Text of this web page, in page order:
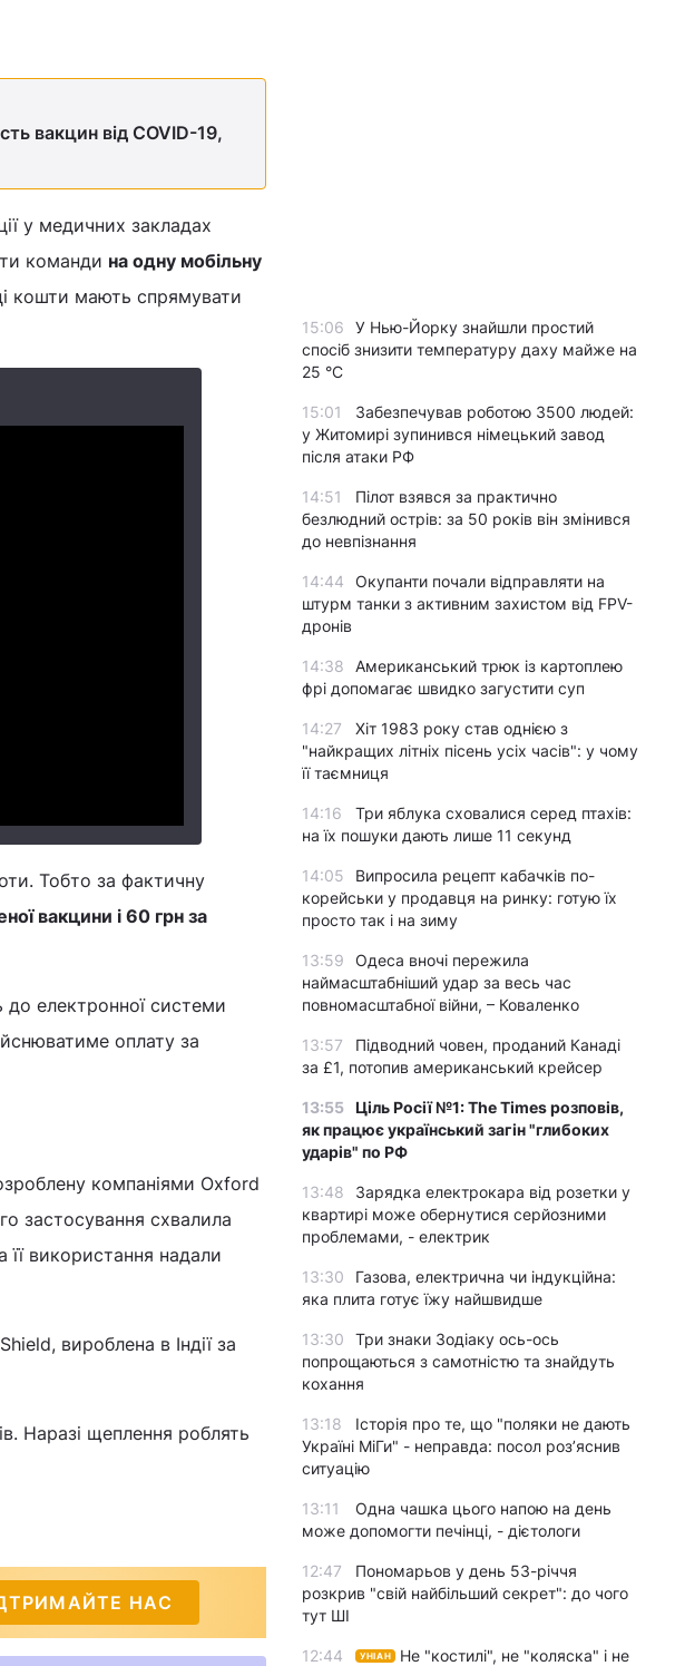
вакцин від COVID-19,
у медичних закладах
команди на одну мобільну
кошти мають спрямувати
Тобто за фактичну
вакцини і 60 грн за
до електронної системи
оплату за
компаніями Oxford
застосування схвалила
її використання надали
вироблена в Індії за
Наразі щеплення роблять
НАС
15:06
У Нью-Йорку знайшли простий
спосіб знизити температуру даху майже на
25 °C
15:01
Забезпечував роботою 3500 людей:
у Житомирі зупинився німецький завод
після атаки РФ
14:51
Пілот взявся за практично
безлюдний острів: за 50 років він змінився
до невпізнання
14:44
Окупанти почали відправляти на
штурм танки з активним захистом від FPV-
дронів
14:38
Американський трюк із картоплею
фрі допомагає швидко загустити суп
14:27
Хіт 1983 року став однією з
"найкращих літніх пісень усіх часів": у чому
її таємниця
14:16
Три яблука сховалися серед птахів:
на їх пошуки дають лише 11 секунд
14:05
Випросила рецепт кабачків по-
корейськи у продавця на ринку: готую їх
просто так і на зиму
13:59
Одеса вночі пережила
наймасштабніший удар за весь час
повномасштабної війни, – Коваленко
13:57
Підводний човен, проданий Канаді
за £1, потопив американський крейсер
13:55 Ціль Росії №1: The Times розповів,
як працює український загін "глибоких
ударів" по РФ
13:48
Зарядка електрокара від розетки у
квартирі може обернутися серйозними
проблемами, - електрик
13:30
Газова, електрична чи індукційна:
яка плита готує їжу найшвидше
13:30
Три знаки Зодіаку ось-ось
попрощаються з самотністю та знайдуть
кохання
13:18
Історія про те, що "поляки не дають
Україні МіГи" - неправда: посол роз’яснив
ситуацію
13:11
Одна чашка цього напою на день
може допомогти печінці, - дієтологи
12:47
Пономарьов у день 53-річчя
розкрив "свій найбільший секрет": до чого
тут ШІ
12:44 УНІАН
Не "костилі", не "коляска" і не